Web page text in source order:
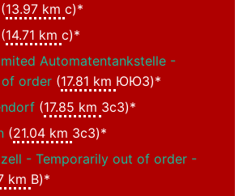
(13.97 km с)*
(14.71 km с)*
Automatentankstelle -
order (17.81 km ЮЮЗ)*
(17.85 km ЗсЗ)*
(21.04 km ЗсЗ)*
- Temporarily out of order -
km В)*